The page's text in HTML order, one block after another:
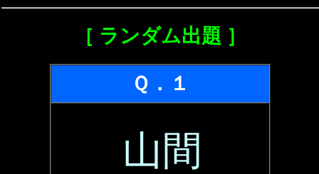
［ ランダム出題 ］
Ｑ．１
山間